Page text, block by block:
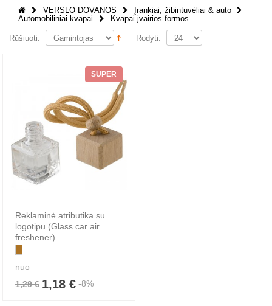
VERSLO DOVANOS
Įrankiai, žibintuvėliai & auto
Automobiliniai kvapai
Kvapai įvairios formos
Rūšiuoti: Rodyti:
SUPER
Reklaminė atributika su
logotipu (Glass car air
freshener)
nuo
1,29 € 1,18 € -8%